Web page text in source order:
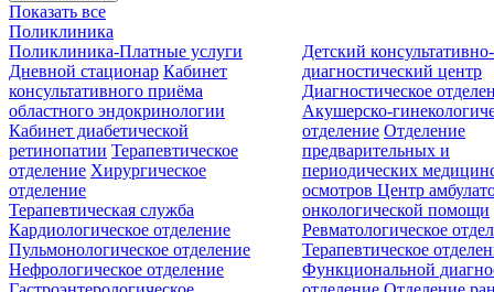
Показать все
Поликлиника
Поликлиника-Платные услуги
Дневной стационар Кабинет
консультативного приёма
областного эндокринологии
Кабинет диабетической
ретинопатии Терапевтическое
отделение Хирургическое
отделение
Детский консультативно-
диагностический центр
Диагностическое
Акушерско-
отделение Отделение
предварительных и
периодических
осмотровЦентр
онкологической помощи
Терапевтическая служба
Кардиологическое отделение
Пульмонологическое отделение
Нефрологическое отделение
Ревматологическое
Терапевтическое
Функциональной